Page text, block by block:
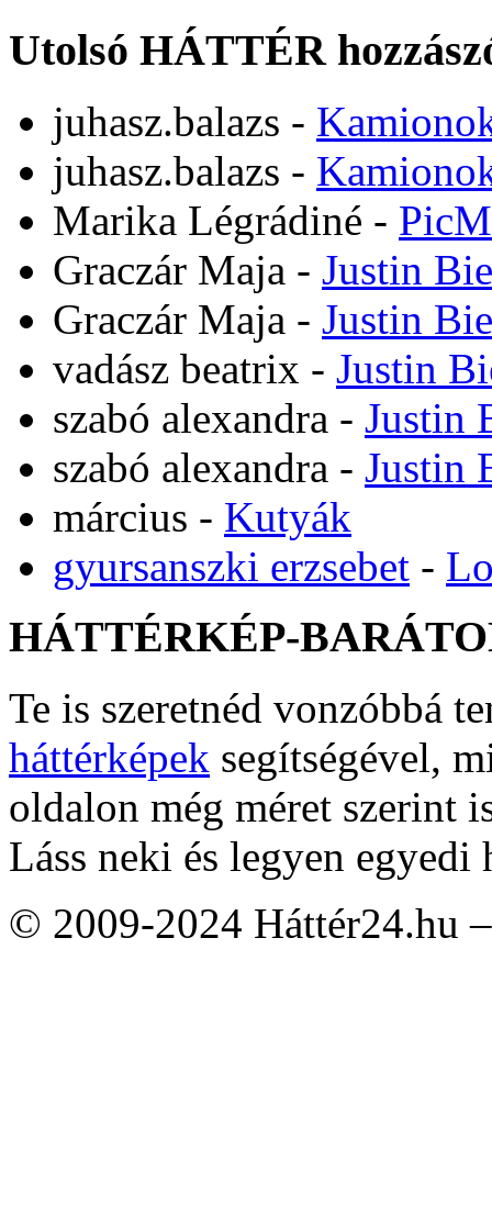
Utolsó HÁTTÉR
juhasz.balazs -
juhasz.balazs -
Marika Légrádiné -
Graczár Maja - Justin
Graczár Maja - Justin
vadász beatrix - Justin
szabó alexandra - Justin
szabó alexandra - Justin
március - Kutyák
gyursanszki erzsebet -
HÁTTÉRKÉP-
Te is szeretnéd vonzóbbá
háttérképek segítségével,
oldalon még méret szerint
Láss neki és legyen egyedi
© 2009-2024 Háttér24.hu